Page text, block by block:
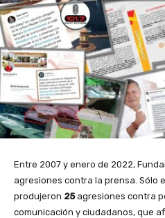
Entre 2007 y enero de 2022,
agresiones contra la prensa. Sólo
produjeron 25agresiones contra
comunicación y ciudadanos, que